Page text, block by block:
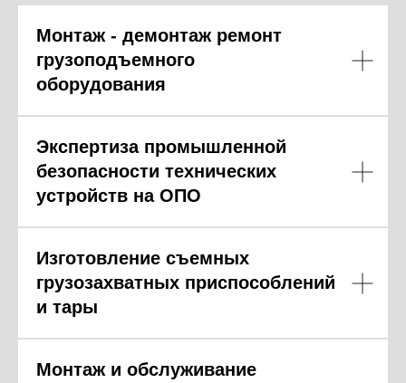
Монтаж - демонтаж ремонт
грузоподъемного
оборудования
Экспертиза промышленной
безопасности технических
устройств на ОПО
Изготовление съемных
грузозахватных приспособлений
и тары
Монтаж и обслуживание